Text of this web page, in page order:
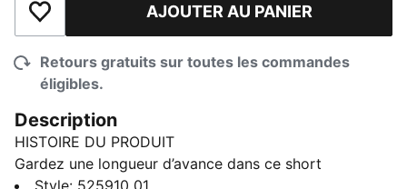
Ajouter à la liste de souhaits
AJOUTER AU PANIER
Retours gratuits sur toutes les commandes
éligibles.
Description
HISTOIRE DU PRODUIT
Gardez une longueur d’avance dans ce short
d’entraînement essentiel. Dotée d’une ceinture
Style: 525910_01